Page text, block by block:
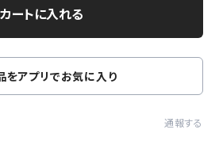
カートに入れる
をアプリでお気に入り
通報する